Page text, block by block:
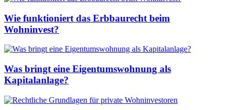
Wie funktioniert das Erbbaurecht beim
Wohninvest?
Was bringt eine Eigentumswohnung als
Kapitalanlage?